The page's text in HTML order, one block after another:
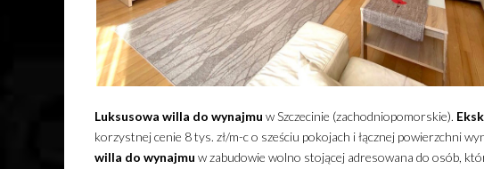
Luksusowa willa do wynajmu w Szczecinie (zachodniopomorskie).
korzystnej cenie 8 tys. zł/m-c o sześciu pokojach i łącznej powierzchni
willa do wynajmu w zabudowie wolno stojącej adresowana do osób,